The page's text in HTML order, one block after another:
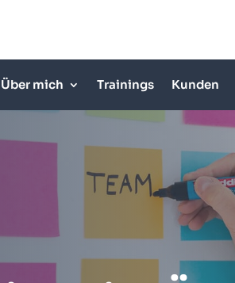
Über mich Trainings Kunden